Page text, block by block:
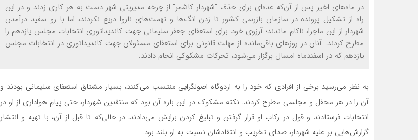
در ماه‌های اخیر پس از آن‌که عده‌ای برای حذف "شهردار کاشمر" از چرخه مدیریتی شهر دست به هر کاری زدند و در این
راه از تشکیل پرونده در سازمان بازرسی کشور تا زدن انگ‌ها و تهمت‌های ناروا دریغ نکردند، اما با رو سفید درآمدن
شهردار از این ماجرا، ناکام ماندند؛ آرزوی خود برای استعفای جعفر سلیمانی جهت کاندیداتوری انتخابات مجلس یازدهم را
مطرح کردند. آنان در روزهای باقی‌مانده از مهلت قانونی برای استعفای مسئولان جهت کاندیداتوری در انتخابات مجلس
یازدهم که در اسفندماه امسال برگزار می‌شود، تحرکات مشکوکی انجام دادند.
به نظر می‌رسید برخی از افرادی که خود را به اردوگاه اصولگرایی منتسب می‌کنند، بسیار مشتاق استعفای سلیمانی بودند و
آن را در هر محفل و مجلسی مطرح کردند. نکته مشکوک در این باره آن بود که منتقدین شهردار، حتی پیام هواداری از او در
انتخابات فرستادند و قول در رکاب او قرار گرفتن و تبلیغ کردن برایش می‌دادند! در حالی‌که تا قبل از آن، با تهیه و انتشار
گزارش‌هایی بر علیه شهردار، صدای تخریب و انتقادشان نسبت به او بلند بود.